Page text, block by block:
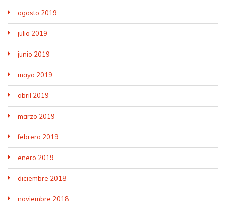
agosto 2019
julio 2019
junio 2019
mayo 2019
abril 2019
marzo 2019
febrero 2019
enero 2019
diciembre 2018
noviembre 2018